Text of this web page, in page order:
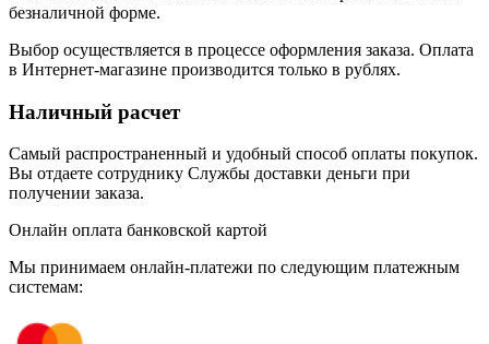
безналичной форме.
Выбор осуществляется в процессе оформления заказа. Оплата
в Интернет-магазине производится только в рублях.
Наличный расчет
Самый распространенный и удобный способ оплаты покупок.
Вы отдаете сотруднику Службы доставки деньги при
получении заказа.
Онлайн оплата банковской картой
Мы принимаем онлайн-платежи по cледующим платежным
системам: